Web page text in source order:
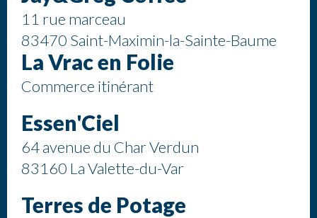
11 rue marceau
83470 Saint-Maximin-la-Sainte-Baume
La Vrac en Folie
Commerce itinérant
Essen'Ciel
64 avenue du Char Verdun
83160 La Valette-du-Var
Terres de Potage